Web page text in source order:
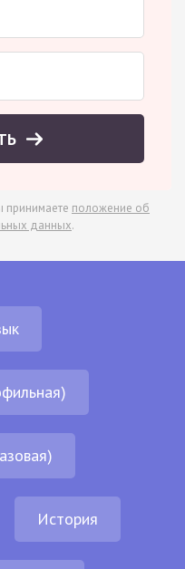
принимаете положение об
данных.
История